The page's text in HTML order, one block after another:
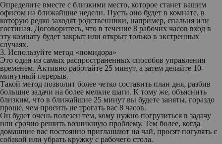
Определите вместе с близкими место, которое станет вашим
офисом на ближайшие недели. Пусть оно будет в комнате, в
которую редко заходят родственники, например, спальня или
гостиная. Договоритесь, что в течение 8 рабочих часов вход в
эту комнату будет закрыт или открыт только в экстренных
случаях.
3. Используйте метод «помидора»
Это один из самых распространенных способов управления
временем. Активно работайте 25 минут, а затем делайте 10-
минутный перерыв.
Такой метод позволит более четко составить план дня, разбив
большие задачи на более мелкие шаги. К тому же, объяснить
близким, что в ближайшие 25 минут вы будете заняты, гораздо
проще, чем просить не трогать вас 8 часов.
Он будет очень полезен тем, кому нужно погрузиться в задачу
или срочно решить возникшую проблему. Тем более, когда
домашние вас постоянно приглашают на чай, просят погулять с
собакой или убрать кружку с рабочего стола.